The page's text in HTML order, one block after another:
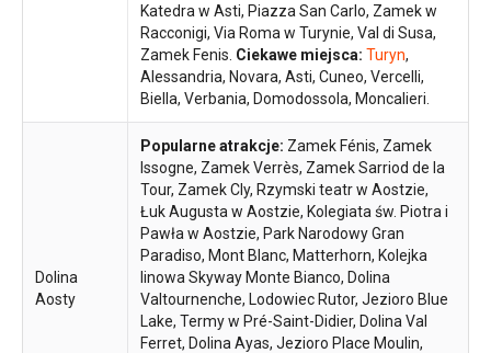
Katedra w Asti, Piazza San Carlo, Zamek w
Racconigi, Via Roma w Turynie, Val di Susa,
Zamek Fenis. Ciekawe miejsca: Turyn,
Alessandria, Novara, Asti, Cuneo, Vercelli,
Biella, Verbania, Domodossola, Moncalieri.
Dolina
Aosty
Popularne atrakcje: Zamek Fénis, Zamek
Issogne, Zamek Verrès, Zamek Sarriod de la
Tour, Zamek Cly, Rzymski teatr w Aostzie,
Łuk Augusta w Aostzie, Kolegiata św. Piotra i
Pawła w Aostzie, Park Narodowy Gran
Paradiso, Mont Blanc, Matterhorn, Kolejka
linowa Skyway Monte Bianco, Dolina
Valtournenche, Lodowiec Rutor, Jezioro Blue
Lake, Termy w Pré-Saint-Didier, Dolina Val
Ferret, Dolina Ayas, Jezioro Place Moulin,